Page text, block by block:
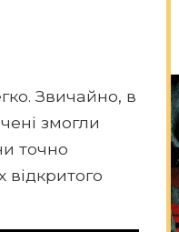
Звичайно, в
змогли
точно
відкритого